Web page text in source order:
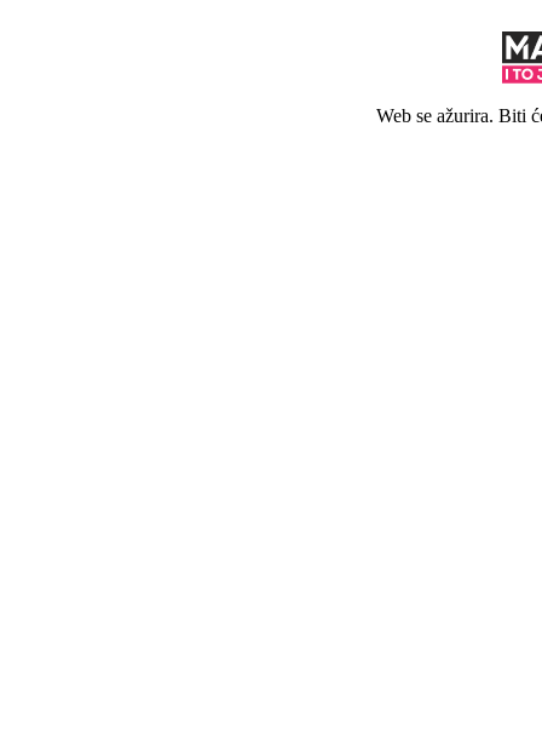
Web se ažurira. Biti